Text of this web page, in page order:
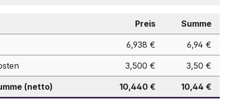
Preis Summe
6,938 € 6,94 €
3,500 € 3,50 €
(netto) 10,440 € 10,44 €